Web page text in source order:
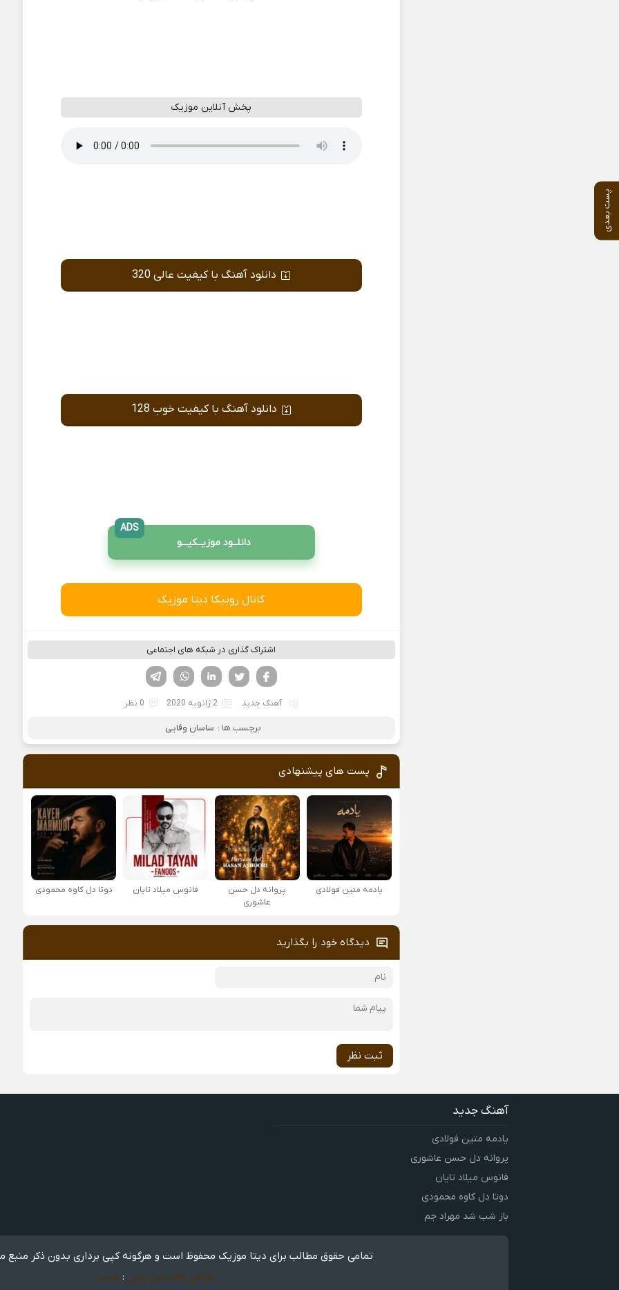
پست بعدی
پخش آنلاین موزیک
دانلود آهنگ با کیفیت عالی 320
دانلود آهنگ با کیفیت خوب 128
دانلــود موزیــکیـــو
ADS
کانال روبیکا دیتا موزیک
اشتراک گذاری در شبکه های اجتماعی
لینکدین تویتر
فیسوک
آهنگ جدید 2 ژانویه 2020 0 نظر
برچسب ها : ساسان وفایی
پست های پیشنهادی
یادمه متین فولادی
پروانه دل حسن
عاشوری
فانوس میلاد تایان دوتا دل کاوه محمودی
دیدگاه خود را بگذارید
ثبت نظر
آهنگ جدید
یادمه متین فولادی
پروانه دل حسن عاشوری
فانوس میلاد تایان
دوتا دل کاوه محمودی
باز شب شد مهراد جم
تمامی حقوق مطالب برای دیتا موزیک محفوظ است و هرگونه کپی برداری بدون ذکر منبع
طراحی قالب وردپرس : وبیت